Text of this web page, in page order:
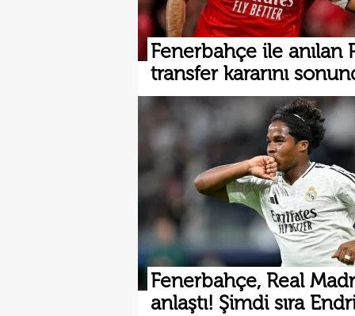
Fenerbahçe ile anılan
transfer kararını
Fenerbahçe, Real
anlaştı! Şimdi sıra